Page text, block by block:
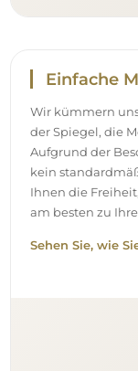
Reinigung
Für einen
und warmes
Reinigungsmittel
scharfe
Möchten Sie
Entdecken Sie